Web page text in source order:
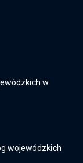
w
wojewódzkich